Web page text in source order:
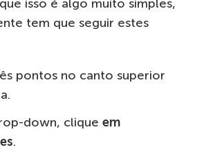
isso é algo muito simples,
tem que seguir estes
pontos no canto superior
down, clique em
.